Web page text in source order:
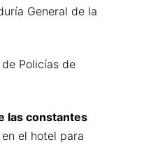
General de la
Policías de
las constantes
el hotel para